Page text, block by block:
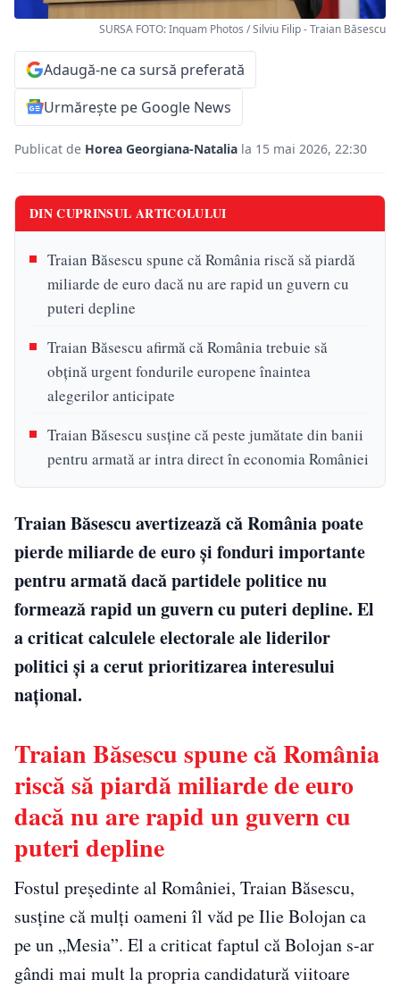
SURSA FOTO: Inquam Photos / Silviu Filip - Traian Băsescu
Adaugă-ne ca sursă preferată
Urmărește pe Google News
Publicat de Horea Georgiana-Natalia la 15 mai 2026, 22:30
DIN CUPRINSUL ARTICOLULUI
Traian Băsescu spune că România riscă să piardă
miliarde de euro dacă nu are rapid un guvern cu
puteri depline
Traian Băsescu afirmă că România trebuie să
obțină urgent fondurile europene înaintea
alegerilor anticipate
Traian Băsescu susține că peste jumătate din banii
pentru armată ar intra direct în economia României
Traian Băsescu avertizează că România poate
pierde miliarde de euro și fonduri importante
pentru armată dacă partidele politice nu
formează rapid un guvern cu puteri depline. El
a criticat calculele electorale ale liderilor
politici și a cerut prioritizarea interesului
național.
Traian Băsescu spune că România
riscă să piardă miliarde de euro
dacă nu are rapid un guvern cu
puteri depline
Fostul președinte al României, Traian Băsescu,
susține că mulți oameni îl văd pe Ilie Bolojan ca
pe un „Mesia”. El a criticat faptul că Bolojan s-ar
gândi mai mult la propria candidatură viitoare